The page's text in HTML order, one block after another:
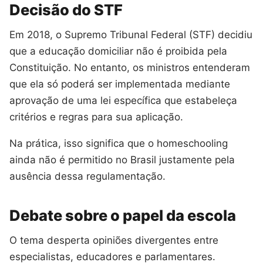
Decisão do STF
Em 2018, o Supremo Tribunal Federal (STF) decidiu
que a educação domiciliar não é proibida pela
Constituição. No entanto, os ministros entenderam
que ela só poderá ser implementada mediante
aprovação de uma lei específica que estabeleça
critérios e regras para sua aplicação.
Na prática, isso significa que o homeschooling
ainda não é permitido no Brasil justamente pela
ausência dessa regulamentação.
Debate sobre o papel da escola
O tema desperta opiniões divergentes entre
especialistas, educadores e parlamentares.